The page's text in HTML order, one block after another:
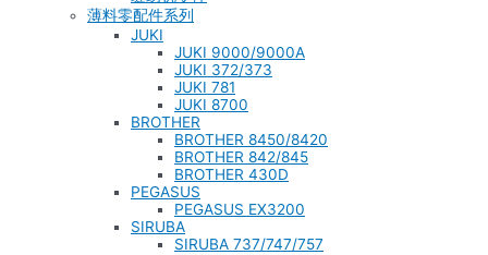
薄料零配件系列
JUKI
JUKI 9000/9000A
JUKI 372/373
JUKI 781
JUKI 8700
BROTHER
BROTHER 8450/8420
BROTHER 842/845
BROTHER 430D
PEGASUS
PEGASUS EX3200
SIRUBA
SIRUBA 737/747/757